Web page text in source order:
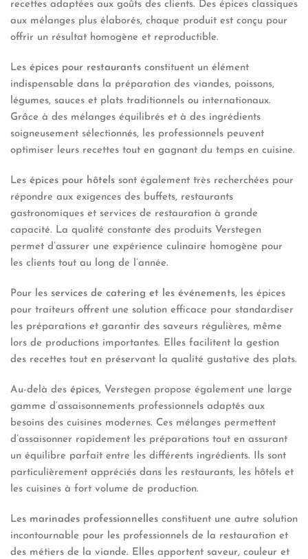
recettes adaptées aux goûts des clients. Des épices classiques
aux mélanges plus élaborés, chaque produit est conçu pour
offrir un résultat homogène et reproductible.
Les épices pour restaurants constituent un élément
indispensable dans la préparation des viandes, poissons,
légumes, sauces et plats traditionnels ou internationaux.
Grâce à des mélanges équilibrés et à des ingrédients
soigneusement sélectionnés, les professionnels peuvent
optimiser leurs recettes tout en gagnant du temps en cuisine.
Les épices pour hôtels sont également très recherchées pour
répondre aux exigences des buffets, restaurants
gastronomiques et services de restauration à grande
capacité. La qualité constante des produits Verstegen
permet d’assurer une expérience culinaire homogène pour
les clients tout au long de l’année.
Pour les services de catering et les événements, les épices
pour traiteurs offrent une solution efficace pour standardiser
les préparations et garantir des saveurs régulières, même
lors de productions importantes. Elles facilitent la gestion
des recettes tout en préservant la qualité gustative des plats.
Au-delà des épices, Verstegen propose également une large
gamme d’assaisonnements professionnels adaptés aux
besoins des cuisines modernes. Ces mélanges permettent
d’assaisonner rapidement les préparations tout en assurant
un équilibre parfait entre les différents ingrédients. Ils sont
particulièrement appréciés dans les restaurants, les hôtels et
les cuisines à fort volume de production.
Les marinades professionnelles constituent une autre solution
incontournable pour les professionnels de la restauration et
des métiers de la viande. Elles apportent saveur, couleur et